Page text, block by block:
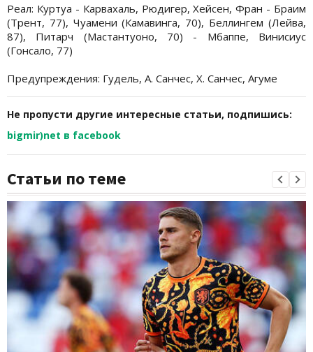
Реал: Куртуа - Карвахаль, Рюдигер, Хейсен, Фран - Браим
(Трент, 77), Чуамени (Камавинга, 70), Беллингем (Лейва,
87), Питарч (Мастантуоно, 70) - Мбаппе, Винисиус
(Гонсало, 77)
Предупреждения: Гудель, А. Санчес, Х. Санчес, Агуме
Не пропусти другие интересные статьи, подпишись:
bigmir)net в facebook
Статьи по теме